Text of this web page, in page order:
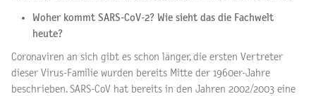
Woher kommt SARS-CoV-2? Wie sieht das die Fachwelt
heute?
Coronaviren an sich gibt es schon länger, die ersten Vertreter
dieser Virus-Familie wurden bereits Mitte der 1960er-Jahre
beschrieben. SARS-CoV hat bereits in den Jahren 2002/2003 eine